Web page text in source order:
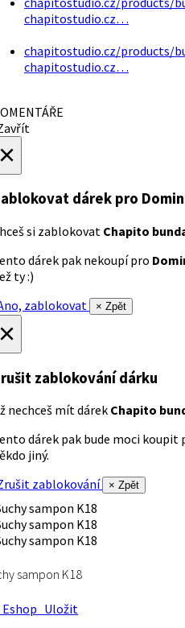
chapitostudio.cz…
chapitostudio.cz/products/
chapitostudio.cz…
dárek pro
si zablokovat Chapito
dárek pak nekoupí pro
ty :)
zablokovat
× Zpět
zablokování dárku
nechceš mít dárek Chapito
dárek pak bude moci koupit
jiný.
zablokování
× Zpět
sampon K18
Uložit